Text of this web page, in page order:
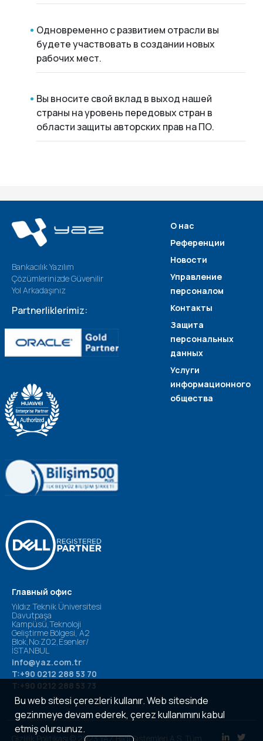
Одновременно с развитием отрасли вы
будете участвовать в создании новых
рабочих мест.
Вы вносите свой вклад в выход нашей
страны на уровень передовых стран в
области защиты авторских прав на ПО.
Bu web sitesi çerezleri kullanır. Web sitesinde
gezinmeye devam ederek, çerez kullanımını kabul
etmiş olursunuz.
Bankacılık Yazılım
Çözümlerinizde Güvenilir
Yol Arkadaşınız
Partnerliklerimiz:
О нас
Референции
Новости
Управление
персоналом
Контакты
Защита
персональных
данных
Услуги
информационного
общества
Главный офис
Yıldız Teknik Üniversitesi
Davutpaşa
Kampüsü,Teknoloji
Geliştirme Bölgesi, A2
Blok,No:Z02,Esenler/
İSTANBUL
info@yaz.com.tr
T:+90 0212 288 53 70
T:+90 0212 288 53 73
Gizlilik Politikası © 2023 YAZ Bilgi Sistemleri A.Ş. Tüm